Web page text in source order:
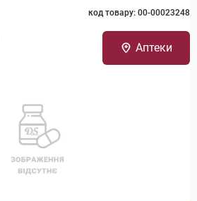
код товару: 00-00023248
Аптеки